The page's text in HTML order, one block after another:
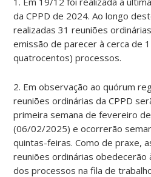
da CPPD de 2024. Ao longo
realizadas 31 reuniões
emissão de parecer à cerca de
quatrocentos) processos.
2. Em observação ao quórum
reuniões ordinárias da CPPD
primeira semana de fevereiro
(06/02/2025) e ocorrerão
quintas-feiras. Como de praxe,
reuniões ordinárias obedecerão
dos processos na fila de